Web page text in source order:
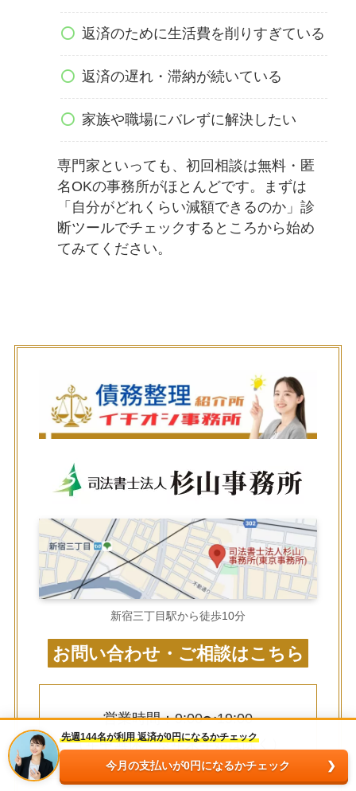
返済のために生活費を削りすぎている
返済の遅れ・滞納が続いている
家族や職場にバレずに解決したい
専門家といっても、初回相談は無料・匿
名OKの事務所がほとんどです。まずは
「自分がどれくらい減額できるのか」診
断ツールでチェックするところから始め
てみてください。
新宿三丁目駅から徒歩10分
お問い合わせ・ご相談はこちら
営業時間：9:00〜19:00
（年中無休 ※年末年始は除く）
先週144名が利用 返済が0円になるかチェック
今月の支払いが0円になるかチェック